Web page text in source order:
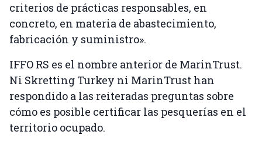
criterios de prácticas responsables, en
concreto, en materia de abastecimiento,
fabricación y suministro».
IFFO RS es el nombre anterior de MarinTrust.
Ni Skretting Turkey ni MarinTrust han
respondido a las reiteradas preguntas sobre
cómo es posible certificar las pesquerías en el
territorio ocupado.